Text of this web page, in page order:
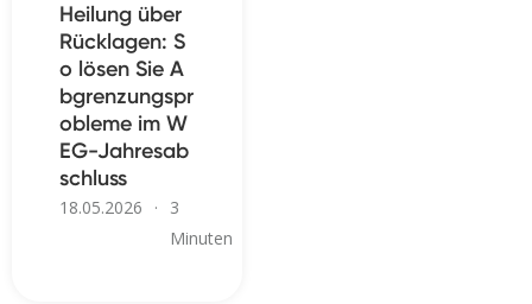
Heilung über
Rücklagen: S
o lösen Sie A
bgrenzungspr
obleme im W
EG-Jahresab
schluss
18.05.2026 ·
3
Minuten